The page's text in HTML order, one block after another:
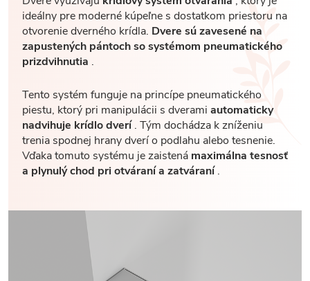
ideálny pre moderné kúpeľne s dostatkom priestoru na
otvorenie dverného krídla. Dvere sú zavesené na
zapustených pántoch so systémom pneumatického
prizdvihnutia .
Tento systém funguje na princípe pneumatického
piestu, ktorý pri manipulácii s dverami automaticky
nadvihuje krídlo dverí. Tým dochádza k zníženiu
trenia spodnej hrany dverí o podlahu alebo tesnenie.
Vďaka tomuto systému je zaistená maximálna tesnosť
a plynulý chod pri otváraní a zatváraní.